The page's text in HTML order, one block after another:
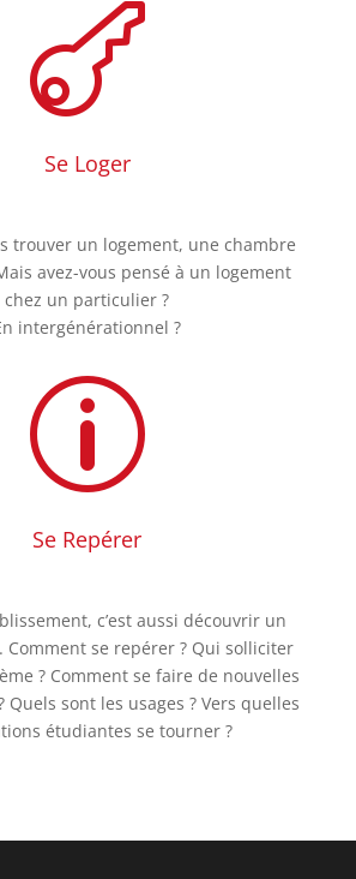

Se Loger
trouver un logement, une chambre
avez-vous pensé à un logement
chez un particulier ?
intergénérationnel ?
p
Se Repérer
c’est aussi découvrir un
Comment se repérer ? Qui solliciter
? Comment se faire de nouvelles
Quels sont les usages ? Vers quelles
étudiantes se tourner ?